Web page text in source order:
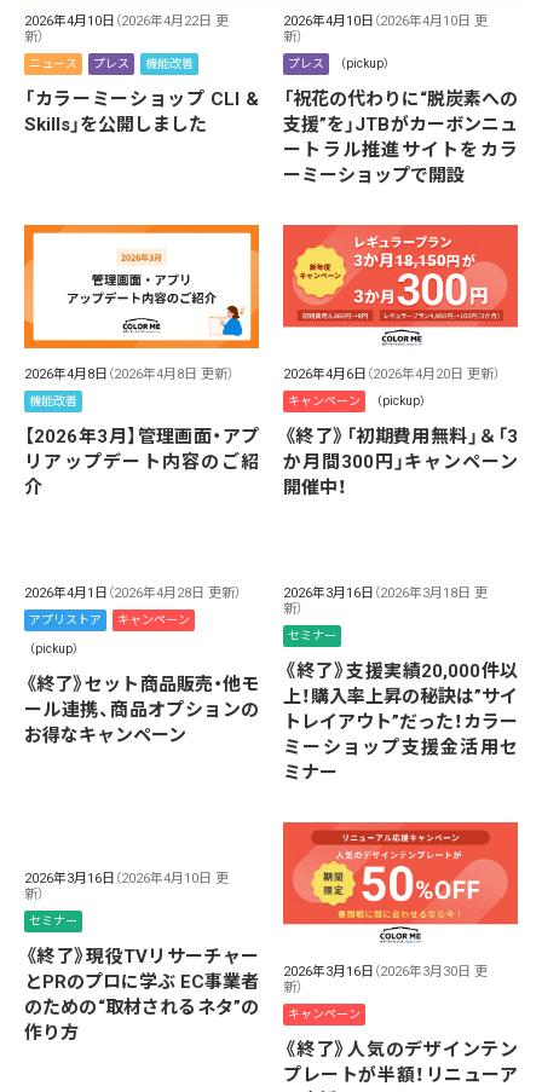
2026年4月10日 （2026年4月22日 更
新）
ニュース プレス 機能改善
「カラーミーショップ CLI &
Skills」を公開しました
2026年4月10日 （2026年4月10日 更
新）
プレス （pickup）
「祝花の代わりに“脱炭素への
支援”を」JTBがカーボンニュ
ートラル推進サイトをカラ
ーミーショップで開設
2026年4月8日 （2026年4月8日 更新）
機能改善
【2026年3月】管理画面・アプ
リアップデート内容のご紹
介
2026年4月6日 （2026年4月20日 更新）
キャンペーン （pickup）
《終了》「初期費用無料」＆「3
か月間300円」キャンペーン
開催中！
2026年4月1日 （2026年4月28日 更新）
アプリストア キャンペーン
（pickup）
《終了》セット商品販売・他モ
ール連携、商品オプションの
お得なキャンペーン
2026年3月16日 （2026年3月18日 更
新）
セミナー
《終了》支援実績20,000件以
上！購入率上昇の秘訣は”サイ
トレイアウト”だった！カラー
ミーショップ支援金活用セ
ミナー
2026年3月16日 （2026年4月10日 更
新）
セミナー
《終了》現役TVリサーチャー
とPRのプロに学ぶ EC事業者
のための“取材されるネタ”の
作り方
2026年3月16日 （2026年3月30日 更
新）
キャンペーン
《終了》人気のデザインテン
プレートが半額！リニューア